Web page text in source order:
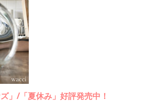
」/「夏休み」好評発売中！